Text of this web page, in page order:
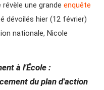
révèle une grande enquête
dévoilés hier (12 février)
nationale, Nicole
à l'École :
du plan d'action